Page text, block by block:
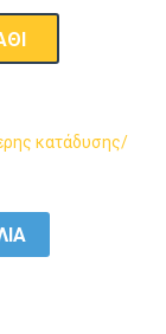
κατάδυσης/